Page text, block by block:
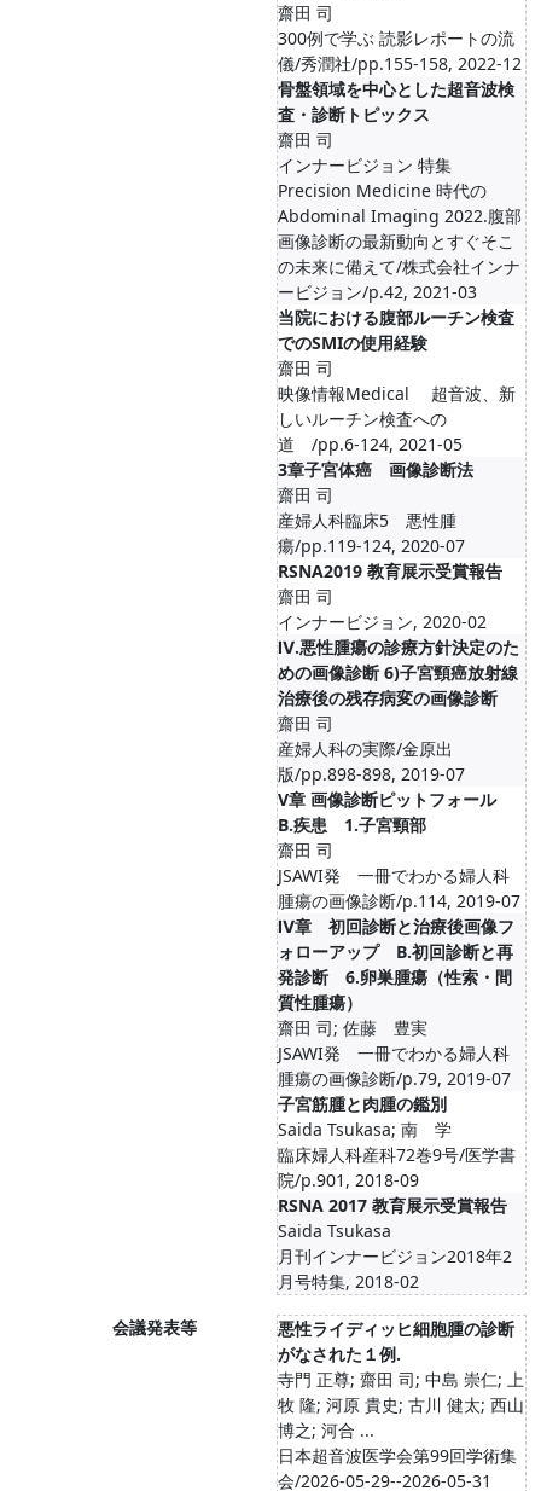
齋田 司
300例で学ぶ 読影レポートの流
儀/秀潤社/pp.155-158, 2022-12
骨盤領域を中心とした超音波検
査・診断トピックス
齋田 司
インナービジョン 特集
Precision Medicine 時代の
Abdominal Imaging 2022.腹部
画像診断の最新動向とすぐそこ
の未来に備えて/株式会社インナ
ービジョン/p.42, 2021-03
当院における腹部ルーチン検査
でのSMIの使用経験
齋田 司
映像情報Medical 超音波、新
しいルーチン検査への
道 /pp.6-124, 2021-05
3章子宮体癌 画像診断法
齋田 司
産婦人科臨床5 悪性腫
瘍/pp.119-124, 2020-07
RSNA2019 教育展示受賞報告
齋田 司
インナービジョン, 2020-02
Ⅳ.悪性腫瘍の診療方針決定のた
めの画像診断 6)子宮頸癌放射線
治療後の残存病変の画像診断
齋田 司
産婦人科の実際/金原出
版/pp.898-898, 2019-07
V章 画像診断ピットフォール
B.疾患 1.子宮頸部
齋田 司
JSAWI発 一冊でわかる婦人科
腫瘍の画像診断/p.114, 2019-07
Ⅳ章 初回診断と治療後画像フ
ォローアップ B.初回診断と再
発診断 6.卵巣腫瘍（性索・間
質性腫瘍）
齋田 司; 佐藤 豊実
JSAWI発 一冊でわかる婦人科
腫瘍の画像診断/p.79, 2019-07
子宮筋腫と肉腫の鑑別
Saida Tsukasa; 南 学
臨床婦人科産科72巻9号/医学書
院/p.901, 2018-09
RSNA 2017 教育展示受賞報告
Saida Tsukasa
月刊インナービジョン2018年2
月号特集, 2018-02
会議発表等
悪性ライディッヒ細胞腫の診断
がなされた１例.
寺門 正尊; 齋田 司; 中島 崇仁; 上
牧 隆; 河原 貴史; 古川 健太; 西山
博之; 河合 ...
日本超音波医学会第99回学術集
会/2026-05-29--2026-05-31